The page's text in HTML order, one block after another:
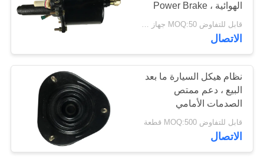
الهوائية ، Power Brake
Booster MC828264
الاتصال
نظام هيكل السيارة ما بعد
البيع ، دعم ممتص
الصدمات الأمامي
MB303452
قابل للتفاوض MOQ:500 قطعة
الاتصال